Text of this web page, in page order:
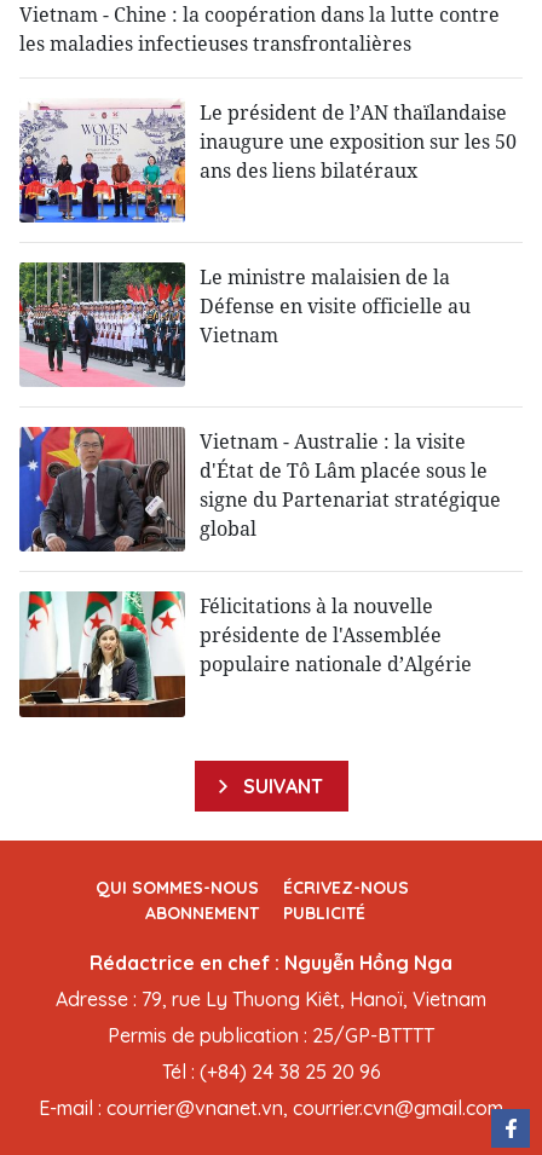
Vietnam - Chine : la coopération dans la lutte contre
les maladies infectieuses transfrontalières
Le président de l’AN thaïlandaise
inaugure une exposition sur les 50
ans des liens bilatéraux
Le ministre malaisien de la
Défense en visite officielle au
Vietnam
Vietnam - Australie : la visite
d'État de Tô Lâm placée sous le
signe du Partenariat stratégique
global
Félicitations à la nouvelle
présidente de l'Assemblée
populaire nationale d’Algérie
SUIVANT
QUI SOMMES-NOUS
ÉCRIVEZ-NOUS
ABONNEMENT
PUBLICITÉ
Rédactrice en chef : Nguyễn Hồng Nga
Adresse : 79, rue Ly Thuong Kiêt, Hanoï, Vietnam
Permis de publication : 25/GP-BTTTT
Tél : (+84) 24 38 25 20 96
E-mail : courrier@vnanet.vn, courrier.cvn@gmail.com